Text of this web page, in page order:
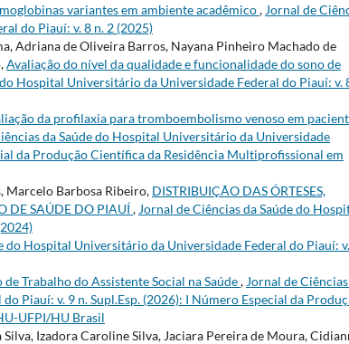
variantes em ambiente acadêmico, Jornal de
do Piauí: v. 8 n. 2 (2025)
Adriana de Oliveira Barros, Nayana Pinheiro Machado de
Avaliação do nível da qualidade e funcionalidade do sono de
Hospital Universitário da Universidade Federal do Piauí: v.
da profilaxia para tromboembolismo venoso em
da Saúde do Hospital Universitário da Universidade
da Produção Científica da Residência Multiprofissional em
Marcelo Barbosa Ribeiro, DISTRIBUIÇÃO DAS ÓRTESES,
DE SAÚDE DO PIAUÍ, Jornal de Ciências da Saúde do
do Hospital Universitário da Universidade Federal do Piauí:
de Trabalho do Assistente Social na Saúde, Jornal de
Piauí: v. 9 n. Supl.Esp. (2026): I Número Especial da
UFPI/HU Brasil
Izadora Caroline Silva, Jaciara Pereira de Moura,